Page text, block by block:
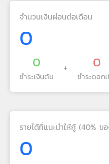
จำนวนเงินผ่อนต่อเดือน
0
0
ชำระเงินต้น
+ 0
ชำระดอก
รายได้ที่แนะนำให้กู้ (40% ข
0